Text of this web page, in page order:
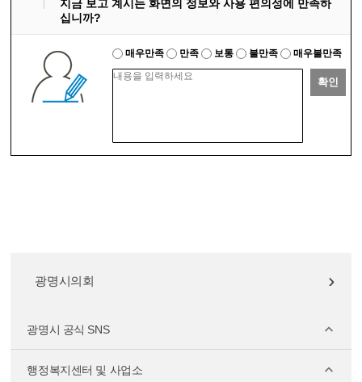
지금 보고 계시는 화면의 정보와 사용 편의성에 만족하
십니까?
매우만족 만족 보통 불만족 매우불만족
확인
광명시의회
광명시 공식 SNS
행정복지센터 및 사업소